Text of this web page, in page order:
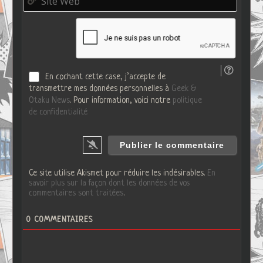
i
t
En cochant cette case, j’accepte de
transmettre mes données personnelles à Geek &
Otaku News. Pour information, voici notre politique
de confidentialité
Ce site utilise Akismet pour réduire les indésirables. En
savoir plus sur la façon dont les données de vos
commentaires sont traitées.
0 COMMENTAIRES